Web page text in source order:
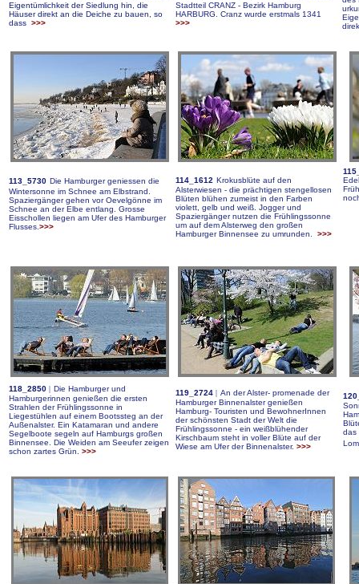
Eigentümlichkeit der Siedlung hin, die
Häuser direkt an die Deiche zu bauen, so
dass >>>
Stadtteil CRANZ - Bezirk Hamburg
HARBURG. Cranz wurde erstmals 1341
>>>
113_5730 Die Hamburger geniessen die
Wintersonne im Schnee am Elbstrand.
Spaziergänger gehen vor Oevelgönne im
Schnee an der Elbe entlang. Grosse
Eisschollen liegen am Ufer des Hamburger
Flusses. >>>
114_1612 Krokusblüte auf den
Alsterwiesen - die prächtigen stengellosen
Blüten blühen zumeist in den Farben
violett, gelb und weiß. Jogger und
Spaziergänger nutzen die Frühlingssonne
um auf dem Alsterweg den großen
Hamburger Binnensee zu umrunden.
>>>
118_2850 | Die Hamburger und
Hamburgerinnen genießen die ersten
Strahlen der Frühlingssonne in
Liegestühlen auf einem Bootssteg an der
Außenalster. Ein Katamaran und andere
Segelboote segeln auf Hamburgs großen
Binnensee. Die Weiden am Seeufer zeigen
schon zartes Grün. >>>
119_2724 | An der Alster- promenade der
Hamburger Binnenalster genießen
Hamburg- Touristen und BewohnerInnen
der schönsten Stadt der Welt die
Frühlingssonne - ein weißblühender
Kirschbaum steht in voller Blüte auf der
Wiese am Ufer der Binnenalster. >>>
das